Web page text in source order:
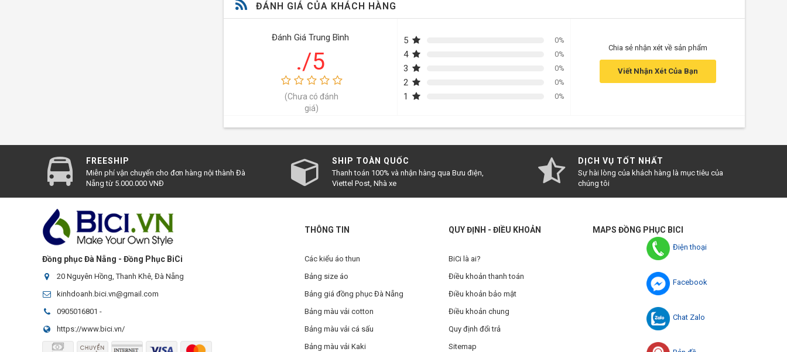
Điện thoại
Facebook
Chat Zalo
ĐÁNH GIÁ CỦA KHÁCH HÀNG
Đánh Giá Trung Bình
./5
(Chưa có đánh
giá)
5 0%
4 0%
3 0%
2 0%
1 0%
Chia sẻ nhận xét về sản phẩm
Viết Nhận Xét Của Bạn
FREESHIP
Miễn phí vận chuyển cho đơn hàng nội thành Đà
Nẵng từ 5.000.000 VNĐ
SHIP TOÀN QUỐC
Thanh toán 100% và nhận hàng qua Bưu điện,
Viettel Post, Nhà xe
DỊCH VỤ TỐT NHẤT
Sự hài lòng của khách hàng là mục tiêu của
chúng tôi
Đồng phục Đà Nẵng - Đồng Phục BiCi
20 Nguyên Hồng, Thanh Khê, Đà Nẵng
kinhdoanh.bici.vn@gmail.com
0905016801 -
https://www.bici.vn/
THÔNG TIN
Các kiểu áo thun
Bảng size áo
Bảng giá đồng phục Đà Nẵng
Bảng màu vải cotton
Bảng màu vải cá sấu
Bảng màu vải Kaki
QUY ĐỊNH - ĐIỀU KHOẢN
BiCi là ai?
Điều khoản thanh toán
Điều khoản bảo mật
Điều khoản chung
Quy định đổi trả
Sitemap
MAPS ĐỒNG PHỤC BICI